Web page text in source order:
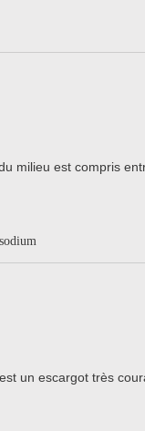
milieu est compris
un escargot très